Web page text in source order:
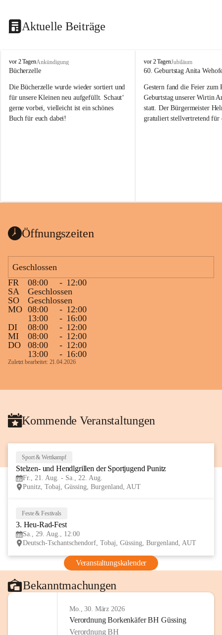
Aktuelle Beiträge
T
o
a
j
vor 2 TagenAnkündigung
Bücherzelle
Die Bücherzelle wurde wieder sortiert und
für unsere Kleinen neu aufgefüllt. Schaut‘
gerne vorbei, vielleicht ist ein schönes
Buch für euch dabei!
Wanduhr (!) benutzt und musste
Das Gemeindeamt freut sich sehr über die
Spende >lesenswerter< Bücher und
vorsortiert in die Bücherzelle eingeräumt
werden können.
Gleichzeitig möchten wir uns bei all Jenen
sehr herzlich bedanken, die bereits viele
tolle Bücher spendiert haben.
T
o
a
j
vor 2 TagenJubiläum
60. Geburtstag Anita
Gestern fand die Feier zum
Geburtstag unserer Wirtin
statt. Der Bürgermeister
gratuliert stellvertretend für
Gesundheit, Gelassenheit
Öffnungszeiten
Geschlossen
FR
08:00 - 12:00
SA
Geschlossen
SO
Geschlossen
MO 08:00 - 12:00
13:00
- 16:00
DI
08:00 - 12:00
MI
08:00 - 12:00
DO
08:00 - 12:00
13:00
- 16:00
Zuletzt bearbeitet: 21.04.2026
Kommende Veranstaltungen
Sport & Wettkampf
Stelzen- und Hendlgrillen der Sportjugend Punitz
Fr., 21. Aug. - Sa., 22. Aug.
Punitz, Tobaj, Güssing, Burgenland, AUT
Feste & Festivals
3. Heu-Rad-Fest
Sa., 29. Aug., 12:00
Deutsch-Tschantschendorf, Tobaj, Güssing, Burgenland, AUT
Veranstaltungskalender
Bekanntmachungen
Mo., 30. März 2026
Verordnung Borkenkäfer BH Güssing
Verordnung BH